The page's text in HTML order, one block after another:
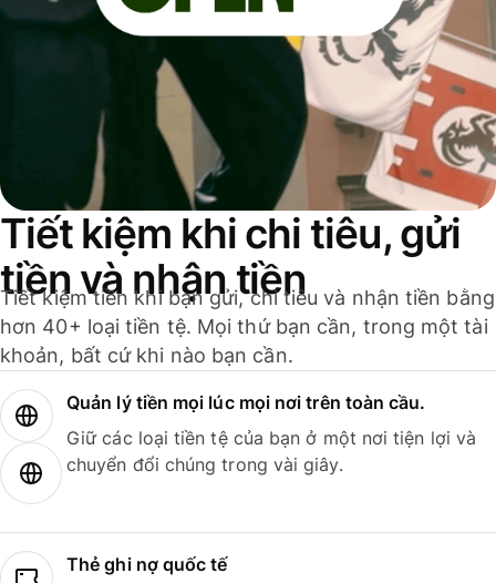
Tiết kiệm khi chi tiêu, gửi
tiền và nhận tiền
Tiết kiệm tiền khi bạn gửi, chi tiêu và nhận tiền bằng
hơn 40+ loại tiền tệ. Mọi thứ bạn cần, trong một tài
khoản, bất cứ khi nào bạn cần.
Quản lý tiền mọi lúc mọi nơi trên toàn cầu.
Giữ các loại tiền tệ của bạn ở một nơi tiện lợi và
chuyển đổi chúng trong vài giây.
Thẻ ghi nợ quốc tế